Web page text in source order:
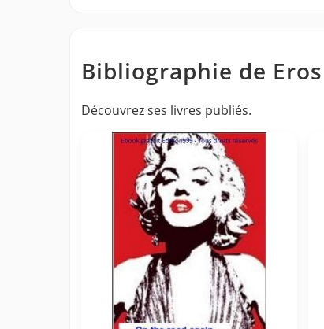
Bibliographie de
Découvrez ses livres publiés.